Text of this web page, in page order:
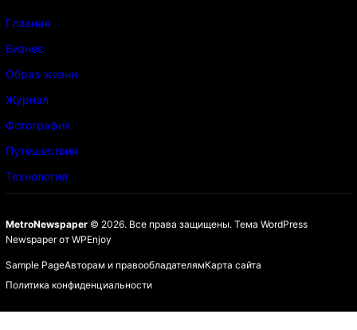
Главная
Бизнес
Образ жизни
Журнал
Фотография
Путешествия
Технология
MetroNewspaper© 2026. Все права защищены. Тема WordPress
Newspaperот WPEnjoy
Sample PageАвторам и правообладателямКарта сайта
Политика конфиденциальности